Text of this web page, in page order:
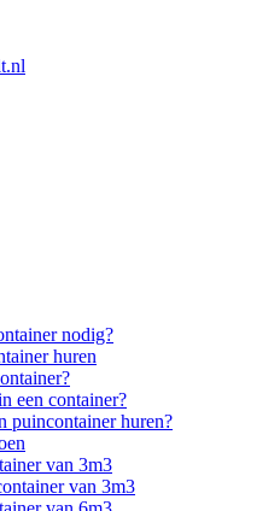
nodig?
huren
een container?
puincontainer huren?
van 3m3
van 3m3